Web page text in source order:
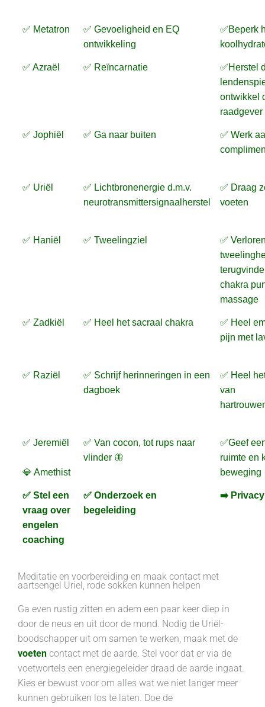
✅ Metatron
✅ Gevoeligheid en EQ
ontwikkeling
✅Beperk
✅ Azraël ✅ Reïncarnatie
✅Herstel
ontwikkel
raadgever
✅ Jophiël ✅ Ga naar buiten
✅ Werk
✅ Uriël
✅ Lichtbronenergie d.m.v.
neurotransmittersignaalherstel
✅ Draag
voeten
✅ Haniël ✅ Tweelingziel
✅
chakra
massage
✅ Zadkiël ✅ Heel het sacraal chakra
✅ Heel
pijn met
✅ Raziël
✅ Schrijf herinneringen in een
dagboek
✅ Heel
van
✅ Jeremiël
💎 Amethist
✅ Van cocon, tot rups naar
vlinder 🦋
✅Geef
ruimte en
beweging
✅ Stel een
vraag over
engelen
coaching
✅ Onderzoek en
begeleiding
➡️
Meditatie en voorbereiding en maak contact met
aartsengel Uriel, rode sokken kunnen helpen
Ga even rustig zitten en adem een paar keer diep in
door de neus en uit door de mond. Nodig de Uriël-
boodschapper uit om samen te werken, maak met de
voeten contact met de aarde. Stel voor dat er via de
voetwortels een energiegeleider draad de aarde ingaat.
Kies er bewust voor om alles wat we niet langer meer
kunnen gebruiken los te laten. Doe de